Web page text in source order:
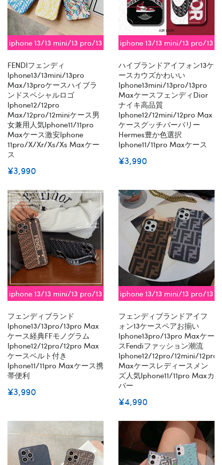
iphone 13/13 mini/13 pro/13
FENDIフェンディ
Iphone13/13mini/13pro
Max/13proケースハイブラ
ンドスペシャルロゴ
Iphone12/12pro
Max/12pro/12miniケース男
女兼用人気iphone11/11pro
Maxケース激安iphone
11pro/x/xr/xs/xs Maxケー
ス
¥3,990
iphone 13/13 mini/13 pro/13
ハイブランドアイフォン13ケ
ースカウズかわいい
Iphone13mini/13pro/13pro
MaxケースフェンディDior
ナイキ高品質
Iphone12/12mini/12pro Max
ケースグッチバーバリー
Hermes豊か色選択
Iphone11/11pro Maxケース
¥3,990
iphone 13/13 mini/13 pro/13
フェンディブランド
Iphone13/13pro/13pro Max
ケース経典FFモノグラム
Iphone12/12pro/12pro Max
ケースベルト付き
Iphone11/11pro Maxケース携
帯便利
¥3,990
iphone 13/13 mini/13 pro/13
フェンディブランドアイフ
ォン13ケースペアお揃い
Iphone13pro/13pro Maxケー
スFendiファッション潮流
Iphone12/12pro/12mini/12pro
Maxケースレディースメン
ズ人気iphone11/11pro Maxカ
バー
¥4,990